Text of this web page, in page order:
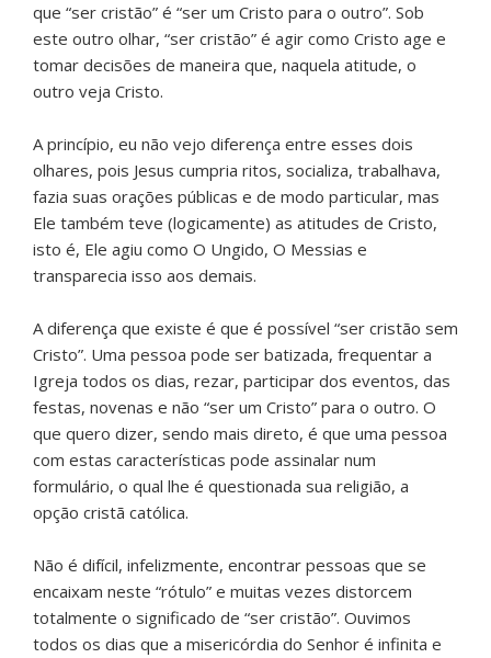
que “ser cristão” é “ser um Cristo para o outro”. Sob
este outro olhar, “ser cristão” é agir como Cristo age e
tomar decisões de maneira que, naquela atitude, o
outro veja Cristo.
A princípio, eu não vejo diferença entre esses dois
olhares, pois Jesus cumpria ritos, socializa, trabalhava,
fazia suas orações públicas e de modo particular, mas
Ele também teve (logicamente) as atitudes de Cristo,
isto é, Ele agiu como O Ungido, O Messias e
transparecia isso aos demais.
A diferença que existe é que é possível “ser cristão sem
Cristo”. Uma pessoa pode ser batizada, frequentar a
Igreja todos os dias, rezar, participar dos eventos, das
festas, novenas e não “ser um Cristo” para o outro. O
que quero dizer, sendo mais direto, é que uma pessoa
com estas características pode assinalar num
formulário, o qual lhe é questionada sua religião, a
opção cristã católica.
Não é difícil, infelizmente, encontrar pessoas que se
encaixam neste “rótulo” e muitas vezes distorcem
totalmente o significado de “ser cristão”. Ouvimos
todos os dias que a misericórdia do Senhor é infinita e